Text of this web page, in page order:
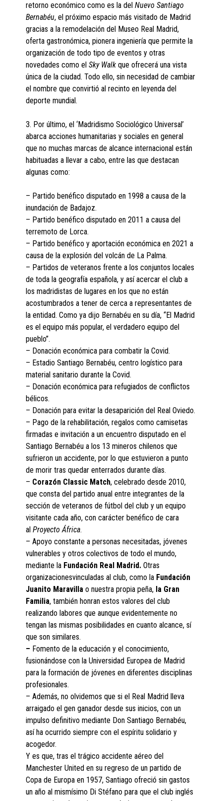
retorno económico como es la delNuevo Santiago
Bernabéu, el próximo espacio más visitado de Madrid
gracias a la remodelación del Museo Real Madrid,
oferta gastronómica, pionera ingeniería que permite la
organización de todo tipo de eventos y otras
novedades como elSky Walk que ofrecerá una vista
única de la ciudad. Todo ello, sin necesidad de cambiar
el nombre que convirtió al recinto en leyenda del
deporte mundial.
3. Por último, el ‘Madridismo Sociológico Universal’
abarca acciones humanitarias y sociales en general
que no muchas marcas de alcance internacional están
habituadas a llevar a cabo, entre las que destacan
algunas como:
– Partido benéfico disputado en 1998 a causa de la
inundación de Badajoz.
– Partido benéfico disputado en 2011 a causa del
terremoto de Lorca.
– Partido benéfico y aportación económica en 2021 a
causa de la explosión del volcán de La Palma.
– Partidos de veteranos frente a los conjuntos locales
de toda la geografía española, y así acercar el club a
los madridistas de lugares en los que no están
acostumbrados a tener de cerca a representantes de
la entidad. Como ya dijo Bernabéu en su día, “El Madrid
es el equipo más popular, el verdadero equipo del
pueblo”.
– Donación económica para combatir la Covid.
– Estadio Santiago Bernabéu, centro logístico para
material sanitario durante la Covid.
– Donación económica para refugiados de conflictos
bélicos.
– Donación para evitar la desaparición del Real Oviedo.
– Pago de la rehabilitación, regalos como camisetas
firmadas e invitación a un encuentro disputado en el
Santiago Bernabéu a los 13 mineros chilenos que
sufrieron un accidente, por lo que estuvieron a punto
de morir tras quedar enterrados durante días.
– Corazón Classic Match, celebrado desde 2010,
que consta del partido anual entre integrantes de la
sección de veteranos de fútbol del club y un equipo
visitante cada año, con carácter benéfico de cara
alProyecto África.
– Apoyo constante a personas necesitadas, jóvenes
vulnerables y otros colectivos de todo el mundo,
mediante la Fundación Real Madrid.Otras
organizacionesvinculadas al club, como la Fundación
Juanito Maravillao nuestra propia peña, la Gran
Familia, también honran estos valores del club
realizando labores que aunque evidentemente no
tengan las mismas posibilidades en cuanto alcance, sí
que son similares.
– Fomento de la educación y el conocimiento,
fusionándose con la Universidad Europea de Madrid
para la formación de jóvenes en diferentes disciplinas
profesionales.
– Además, no olvidemos que si el Real Madrid lleva
arraigado el gen ganador desde sus inicios, con un
impulso definitivo mediante Don Santiago Bernabéu,
así ha ocurrido siempre con el espíritu solidario y
acogedor.
Y es que, tras el trágico accidente aéreo del
Manchester United en su regreso de un partido de
Copa de Europa en 1957, Santiago ofreció sin gastos
un año al mismísimo Di Stéfano para que el club inglés